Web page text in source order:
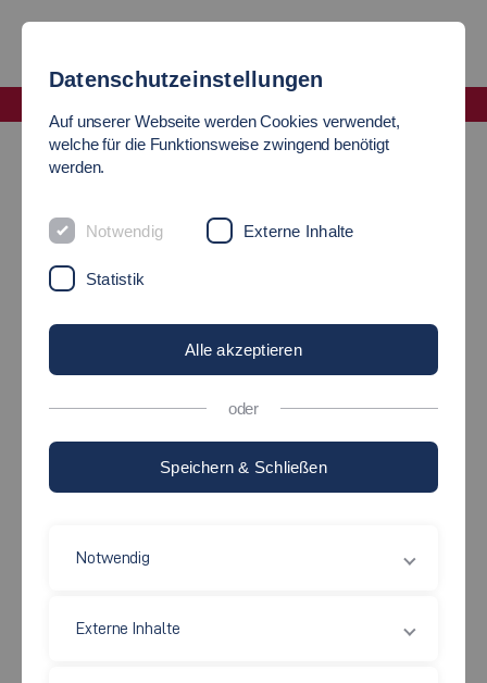
Outgoing Studierende Organisation des Auslandssemesters
PLANUNG UND
ORGANISATION
Datenschutzeinstellungen
Auf unserer Webseite werden Cookies verwendet,
welche für die Funktionsweise zwingend benötigt
werden.
Notwendig Externe Inhalte
Statistik
Alle akzeptieren
oder
Speichern & Schließen
Notwendig
Externe Inhalte